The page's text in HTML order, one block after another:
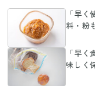
「早
料・粉
「早
味しく